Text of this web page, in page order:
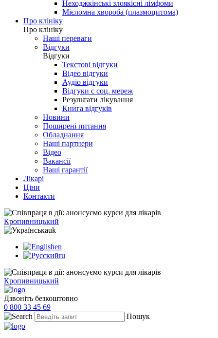
Неходжкінські злоякісні лімфоми
Мієломна хвороба (плазмоцитома)
Про клініку
Про клініку
Наші переваги
Відгуки
Відгуки
Текстові відгуки
Відео відгуки
Аудіо відгуки
Відгуки с соц. мереж
Результати лікування
Книга відгуків
Новини
Поширені питання
Обладнання
Наші партнери
Відео
Вакансії
Наші гарантії
Лікарі
Ціни
Контакти
Кропивницький
uk
en
ru
Кропивницький
Дзвоніть безкоштовно
0 800 33 45 69
Пошук